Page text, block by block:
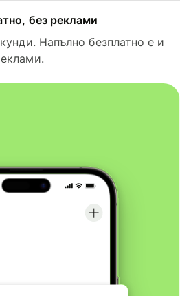
без реклами
Напълно безплатно е и